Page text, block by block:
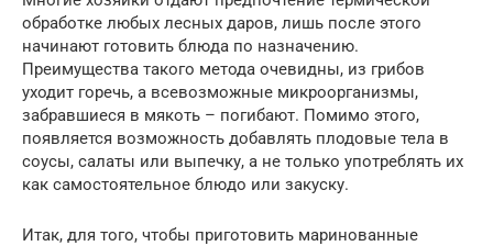
обработке любых лесных даров, лишь после этого
начинают готовить блюда по назначению.
Преимущества такого метода очевидны, из грибов
уходит горечь, а всевозможные микроорганизмы,
забравшиеся в мякоть – погибают. Помимо этого,
появляется возможность добавлять плодовые тела в
соусы, салаты или выпечку, а не только употреблять их
как самостоятельное блюдо или закуску.
Итак, для того, чтобы приготовить маринованные